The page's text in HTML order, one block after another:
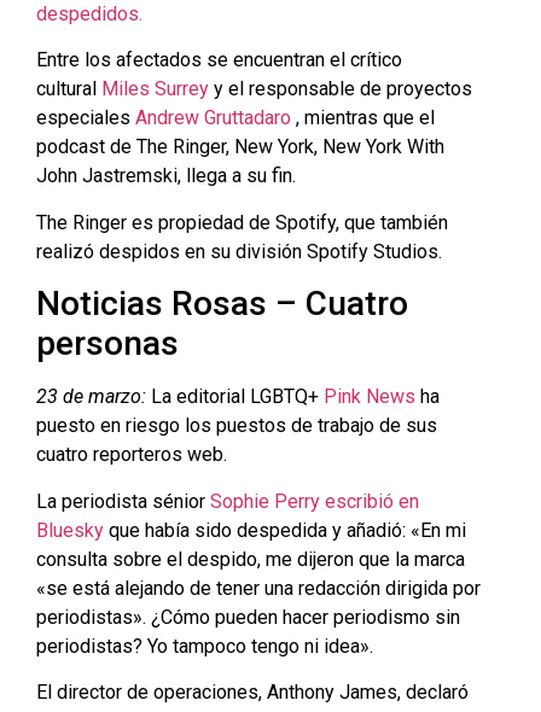
despedidos.
Entre los afectados se encuentran el crítico
cultural Miles Surrey y el responsable de proyectos
especiales Andrew Gruttadaro , mientras que el
podcast de The Ringer, New York, New York With
John Jastremski, llega a su fin.
The Ringer es propiedad de Spotify, que también
realizó despidos en su división Spotify Studios.
Noticias Rosas – Cuatro
personas
23 de marzo: La editorial LGBTQ+ Pink News ha
puesto en riesgo los puestos de trabajo de sus
cuatro reporteros web.
La periodista sénior Sophie Perry escribió en
Bluesky que había sido despedida y añadió: «En mi
consulta sobre el despido, me dijeron que la marca
«se está alejando de tener una redacción dirigida por
periodistas». ¿Cómo pueden hacer periodismo sin
periodistas? Yo tampoco tengo ni idea».
El director de operaciones, Anthony James, declaró